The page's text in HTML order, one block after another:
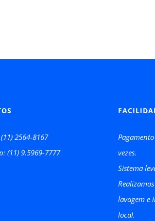
2564-8167
(11) 9.5969-7777
vezes.
Sistema
lavagem e
local.